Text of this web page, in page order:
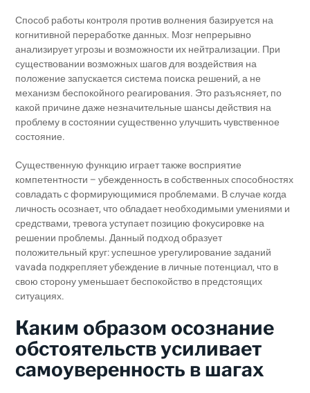
Способ работы контроля против волнения базируется на
когнитивной переработке данных. Мозг непрерывно
анализирует угрозы и возможности их нейтрализации. При
существовании возможных шагов для воздействия на
положение запускается система поиска решений, а не
механизм беспокойного реагирования. Это разъясняет, по
какой причине даже незначительные шансы действия на
проблему в состоянии существенно улучшить чувственное
состояние.
Существенную функцию играет также восприятие
компетентности – убежденность в собственных способностях
совладать с формирующимися проблемами. В случае когда
личность осознает, что обладает необходимыми умениями и
средствами, тревога уступает позицию фокусировке на
решении проблемы. Данный подход образует
положительный круг: успешное урегулирование заданий
vavada подкрепляет убеждение в личные потенциал, что в
свою сторону уменьшает беспокойство в предстоящих
ситуациях.
Каким образом осознание
обстоятельств усиливает
самоуверенность в шагах